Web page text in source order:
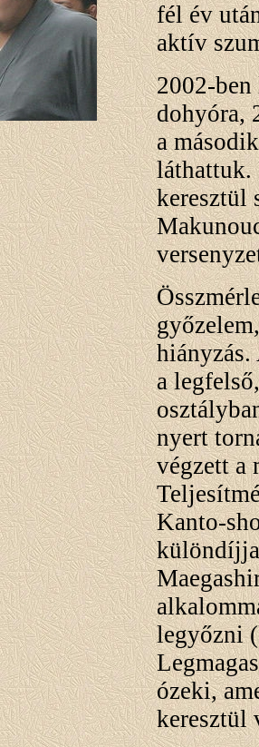
fél év
aktív
2002-
dohyóra,
a
láthattuk.
keresztül
hiányzás.
a
nyert
végzett a
Kanto-
legyőzni
ózeki,
keresztül